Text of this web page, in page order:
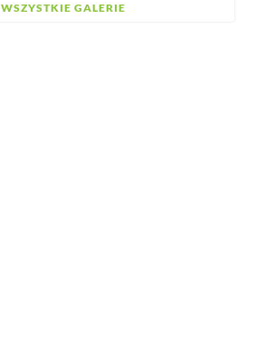
WSZYSTKIE GALERIE